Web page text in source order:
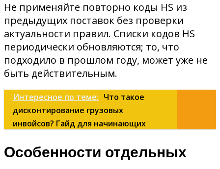
Не применяйте повторно коды HS из
предыдущих поставок без проверки
актуальности правил. Списки кодов HS
периодически обновляются; то, что
подходило в прошлом году, может уже не
быть действительным.
Интересное по теме: Что такое
дисконтирование грузовых
инвойсов? Гайд для начинающих
Особенности отдельных